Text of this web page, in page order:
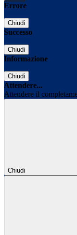
Errore
Chiudi
Successo
Chiudi
Informazione
Chiudi
Attendere...
Attendere il
Chiudi